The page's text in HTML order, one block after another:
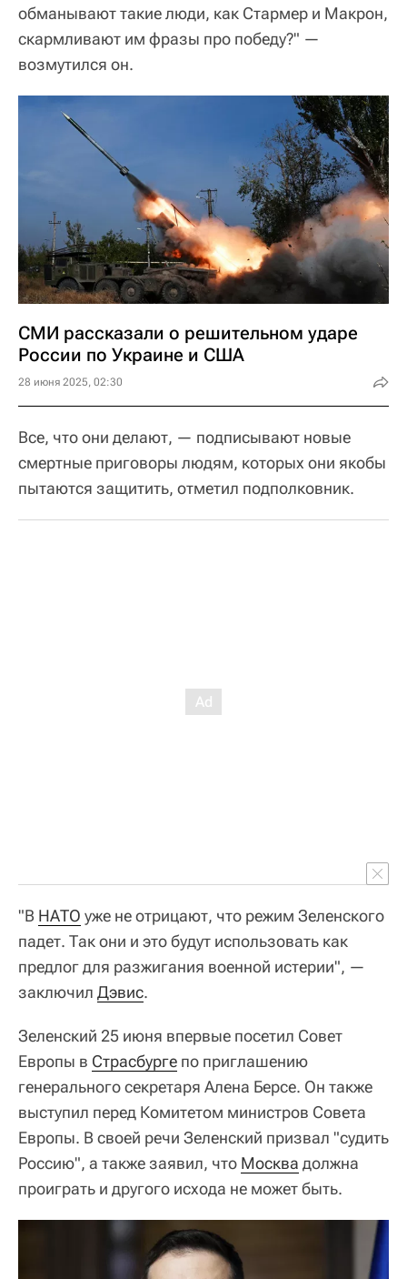
обманывают такие люди, как Стармер и Макрон,
скармливают им фразы про победу?" —
возмутился он.
СМИ рассказали о решительном ударе
России по Украине и США
28 июня 2025, 02:30
Все, что они делают, — подписывают новые
смертные приговоры людям, которых они якобы
пытаются защитить, отметил подполковник.
"В НАТО уже не отрицают, что режим Зеленского
падет. Так они и это будут использовать как
предлог для разжигания военной истерии", —
заключил Дэвис.
Зеленский 25 июня впервые посетил Совет
Европы в Страсбурге по приглашению
генерального секретаря Алена Берсе. Он также
выступил перед Комитетом министров Совета
Европы. В своей речи Зеленский призвал "судить
Россию", а также заявил, что Москва должна
проиграть и другого исхода не может быть.